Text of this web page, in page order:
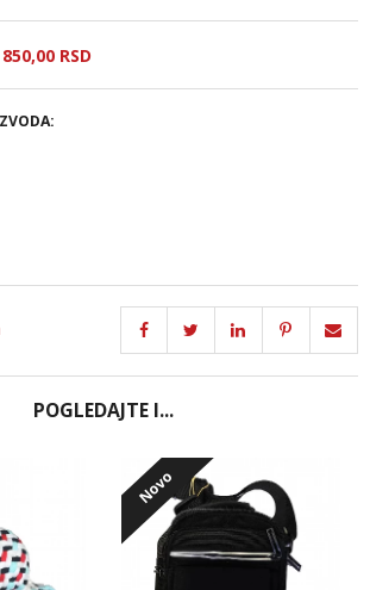
850,00 RSD
POGLEDAJTE I...
Novo